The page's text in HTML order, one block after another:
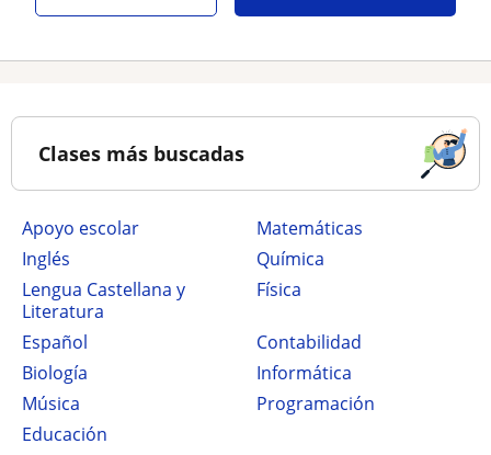
Clases más buscadas
Apoyo escolar
Matemáticas
Inglés
Química
Lengua Castellana y
Literatura
Física
Español
Contabilidad
Biología
Informática
Música
Programación
Educación